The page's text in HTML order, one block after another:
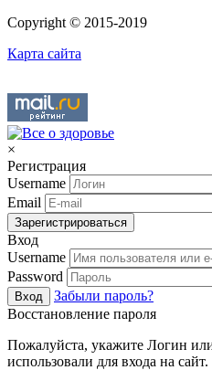
Copyright © 2015-2019
Карта сайта
×
Регистрация
Username
Email
Зарегистрироваться
Вход
Username
Password
Вход
Забыли пароль?
Восстановление пароля
Пожалуйста, укажите Логин
использовали для входа на сайт.